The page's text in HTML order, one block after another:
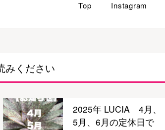
Top Instagram
みください
2025年 LUCIA 4月、
5月、6月の定休日で